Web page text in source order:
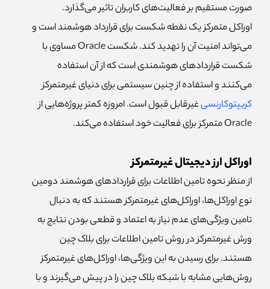
صورت مستقیم بر فعالیت‌های کاربران تاثیر می‌گذارد.
اوراکل متمرکز یک نقطه شکست برای قرارداد هوشمند است و
می‌تواند امنیت آن را تهدید کند. شکست Oracle مساوی با
شکست قراردادهای هوشمندی است که از آن استفاده
می‌کنند و استفاده از چنین سیستمی برای دنیای غیرمتمرکز
کریپتوکارنسیغیرقابل قبول است. امروزه کمتر پروژه‌هایی از
Oracle متمرکز برای فعالیت خود استفاده می‌کند.
اوراکل ارز دیجیتال غیرمتمرکز
از منظر نحوه تامین اطلاعات برای قراردادهای هوشمند دومین
نوع اوراکل‌ها، اوراکل‌های غیرمتمرکز هستند که به دنبال
تامین ویژگی‌های عدم نیاز به اعتماد و قطعی بودن نتایج به
ورش غیرمتمرکز در روش تامین اطلاعات برای بلاک چین
هستند. برای رسیدن به این ویژگی‌ها، اوراکل‌های غیرمتمرکز
روش‌هایی مشابه با شبکه بلاک چین را در پیش می‌گیرند و با